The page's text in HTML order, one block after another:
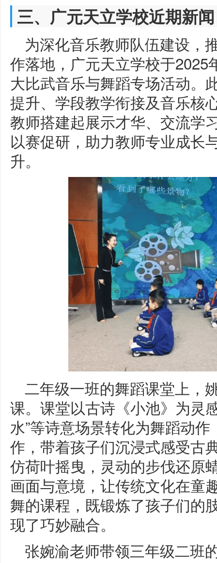
三、广元天立学校近期新闻
为深化音乐教师队伍建设，
作落地，广元天立学校于
大比武音乐与舞蹈专场活动。
提升、学段教学衔接及音乐核
教师搭建起展示才华、交流学
以赛促研，助力教师专业成长
升。
二年级一班的舞蹈课堂上，
课。课堂以古诗《小池》为灵
水”等诗意场景转化为舞蹈动
作，带着孩子们沉浸式感受古
仿荷叶摇曳，灵动的步伐还原
画面与意境，让传统文化在童
舞的课程，既锻炼了孩子们的
现了巧妙融合。
张婉渝老师带领三年级二班